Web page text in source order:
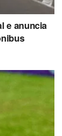
e
– 3
e anuncia